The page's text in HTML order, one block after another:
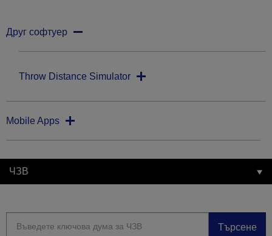
Друг софтуер
Throw Distance Simulator
Mobile Apps
ЧЗВ
Търсене